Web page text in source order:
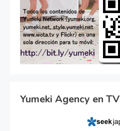
Yumeki Agency en TV